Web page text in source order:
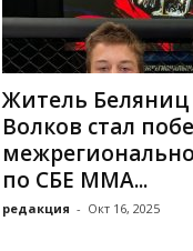
Житель
Волков стал
по СБЕ ММА...
редакция - Окт 16, 2025